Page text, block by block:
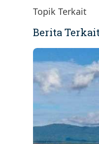
Topik Terkait
Berita